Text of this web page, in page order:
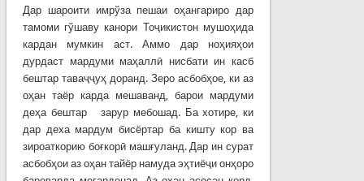
Дар шароити имрўза пешаи оҳангариро дар
тамоми гўшаву канори Тоҷикистон мушоҳида
кардан мумкин аст. Аммо дар ноҳияҳои
дурдаст мардуми маҳаллӣ нисбати ин касб
бештар таваҷҷуҳ доранд. Зеро асбобҳое, ки аз
оҳан таёр карда мешаванд, барои мардуми
деҳа бештар зарур мебошад. Ба хотире, ки
дар деха мардум бисёртар ба кишту кор ва
зироаткорию боғкорӣ машғуланд. Дар ин сурат
асбобҳои аз оҳан тайёр намуда эҳтиёҷи онҳоро